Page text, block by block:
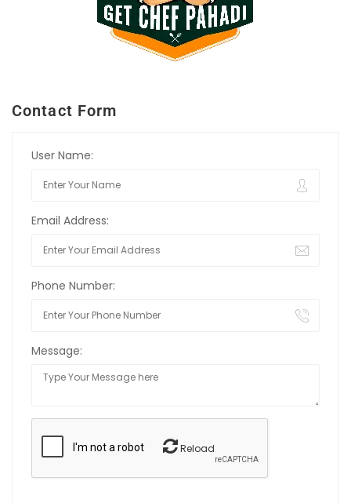
Contact Form
User Name:
Email Address:
Phone Number:
Message:
Reload